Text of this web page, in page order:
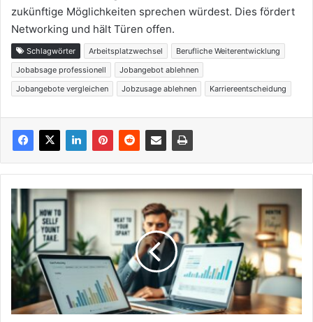
zukünftige Möglichkeiten sprechen würdest. Dies fördert
Networking und hält Türen offen.
Schlagwörter Arbeitsplatzwechsel
Berufliche Weiterentwicklung
Jobabsage professionell
Jobangebot ablehnen
Jobangebote vergleichen
Jobzusage ablehnen Karriereentscheidung
Produktivität
messen
ohne
Selbstbetrug